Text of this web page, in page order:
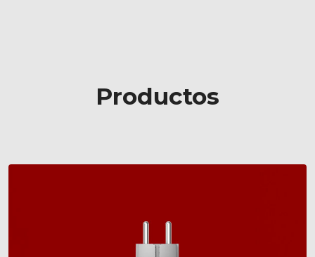
Productos